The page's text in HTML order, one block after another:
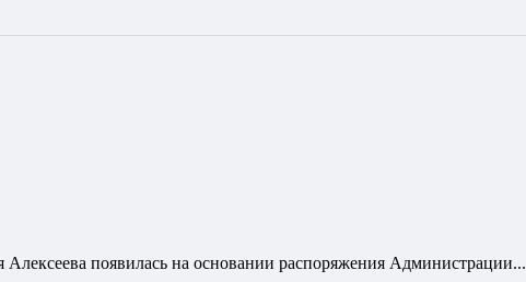
Алексеева появилась на основании распоряжения Администрации...